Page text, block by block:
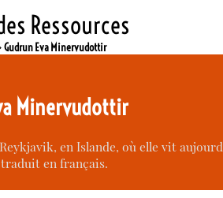
Ressources
Gudrun Eva Minervudottir
Minervudottir
Reykjavik, en Islande, où elle vit
en français.